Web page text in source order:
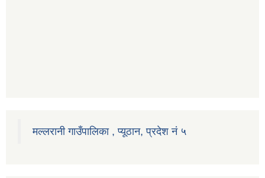
मल्लरानी गाउँपालिका , प्यूठान, प्रदेश नं ५